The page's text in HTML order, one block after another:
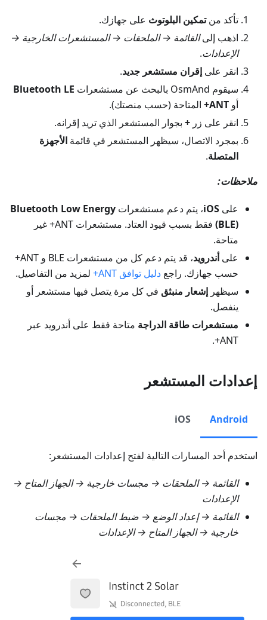
تأكد منتمكين البلوتوث على جهازك.
اذهب إلىالقائمة → الملحقات → المستشعرات الخارجية →
الإعدادات.
انقر على إقران مستشعر جديد.
سيقوم OsmAnd بالبحث عن مستشعرات
Bluetooth LE
أو ANT+
المتاحة (حسب منصتك).
انقر على زر + بجوار المستشعر الذي تريد إقرانه.
بمجرد الاتصال، سيظهر المستشعر في قائمة الأجهزة
المتصلة.
ملاحظات:
على iOS، يتم دعم مستشعرات Bluetooth Low Energy
(BLE)
فقط بسبب قيود العتاد. مستشعرات ANT+ غير
متاحة.
علىأندرويد
، قد يتم دعم كل من مستشعرات BLE و ANT+
حسب جهازك. راجع دليل توافق ANT+
لمزيد من التفاصيل.
سيظهر إشعار منبثق في كل مرة يتصل فيها مستشعر أو
ينفصل.
مستشعرات طاقة الدراجة متاحة فقط على أندرويد عبر
ANT+.
إعدادات المستشعر
Android
iOS
استخدم أحد المسارات التالية لفتح إعدادات المستشعر:
القائمة → الملحقات → مجسات خارجية → الجهاز المتاح →
الإعدادات
القائمة → إعداد الوضع → ضبط الملحقات → مجسات
خارجية → الجهاز المتاح → الإعدادات